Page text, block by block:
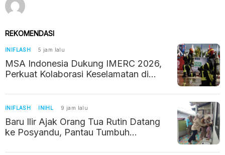
REKOMENDASI
INIFLASH 5 jam lalu
MSA Indonesia Dukung IMERC 2026,
Perkuat Kolaborasi Keselamatan di
INIFLASH INIHL 9 jam lalu
Baru Ilir Ajak Orang Tua Rutin Datang
ke Posyandu, Pantau Tumbuh